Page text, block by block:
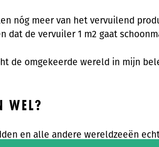
nóg meer van het vervuilend
dat de vervuiler 1 m2 gaat
de omgekeerde wereld in mijn
WEL?
en alle andere wereldzeeën